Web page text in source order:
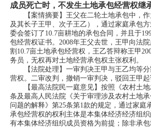
成员死亡时，不发生土地承包经营权继
【案情摘要】王父在二轮土地承包中，作
及其长子王甲、次子王乙），通过家庭承包
委会签订了10.7亩耕地的承包合同，并且于
包经营权证书。2008年王父去世，王甲向法
割10.7亩土地承包经营权，王乙答辩称王甲
务员，无权再对土地经营承包权主张权利。
【法院处理】一审判决王甲与王乙均等分
营权。二审改判，撤销一审判决，驳回王甲起
【最高法院民一庭意见】按照《农村土地
条及最高人民法院《关于审理涉及农村土地
问题的解释》第25条第1款的规定，通过家庭
承包经营权的权利主体是本集体经济经济组
有本集体经济组织成员资格为前提；除非承